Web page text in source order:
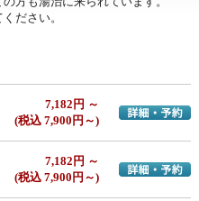
ださい。
7,182円 ～
(税込 7,900円～)
詳細・予約へ
7,182円 ～
(税込 7,900円～)
詳細・予約へ